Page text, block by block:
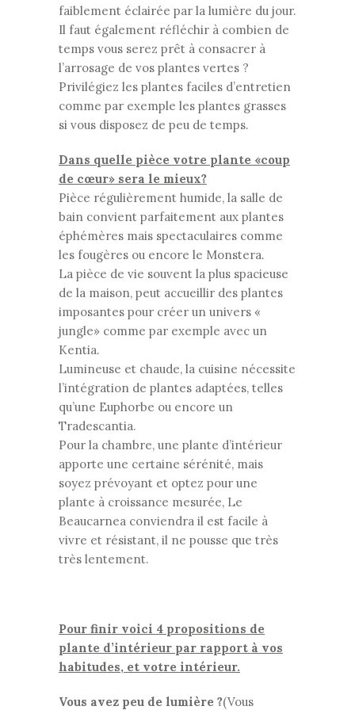
faiblement éclairée par la lumière du jour.
Il faut également réfléchir à combien de
temps vous serez prêt à consacrer à
l’arrosage de vos plantes vertes ?
Privilégiez les plantes faciles d’entretien
comme par exemple les plantes grasses
si vous disposez de peu de temps.
Dans quelle pièce votre plante «coup
de cœur» sera le mieux?
Pièce régulièrement humide, la salle de
bain convient parfaitement aux plantes
éphémères mais spectaculaires comme
les fougères ou encore le Monstera.
La pièce de vie souvent la plus spacieuse
de la maison, peut accueillir des plantes
imposantes pour créer un univers «
jungle» comme par exemple avec un
Kentia.
Lumineuse et chaude, la cuisine nécessite
l’intégration de plantes adaptées, telles
qu’une Euphorbe ou encore un
Tradescantia.
Pour la chambre, une plante d’intérieur
apporte une certaine sérénité, mais
soyez prévoyant et optez pour une
plante à croissance mesurée, Le
Beaucarnea conviendra il est facile à
vivre et résistant, il ne pousse que très
très lentement.
Pour finir voici 4 propositions de
plante d’intérieur par rapport à vos
habitudes, et votre intérieur.
Vous avez peu de lumière ?(Vous